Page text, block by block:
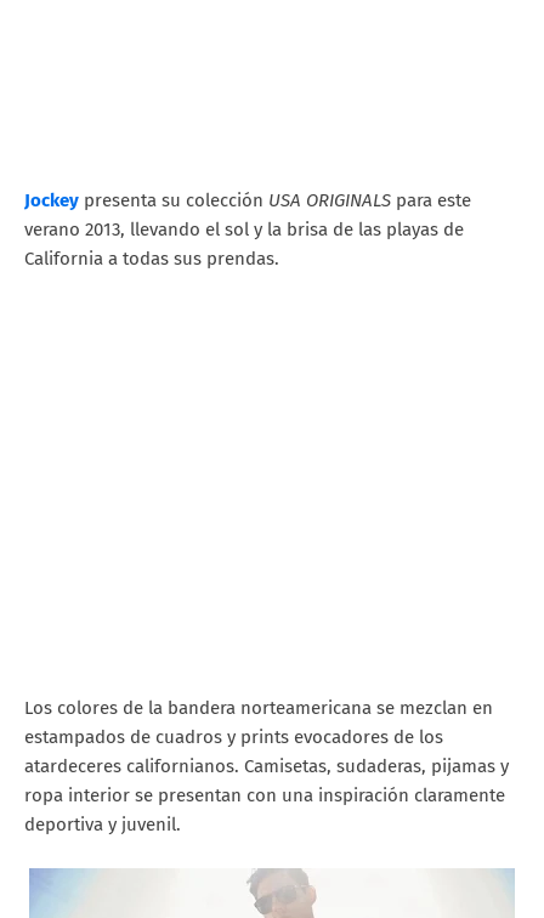
Jockey presenta su colección USA ORIGINALS para este
verano 2013, llevando el sol y la brisa de las playas de
California a todas sus prendas.
Los colores de la bandera norteamericana se mezclan en
estampados de cuadros y prints evocadores de los
atardeceres californianos. Camisetas, sudaderas, pijamas y
ropa interior se presentan con una inspiración claramente
deportiva y juvenil.